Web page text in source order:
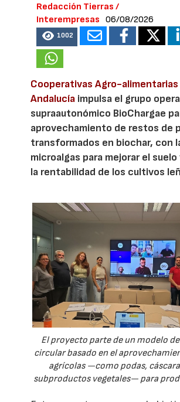
Redacción Tierras /
Interempresas
06/08/2026
1002
Cooperativas Agro-alimentarias
Andalucía impulsa el grupo
supraautonómico BioChargae
aprovechamiento de restos de
transformados en biochar, con
microalgas para mejorar el
la rentabilidad de los cultivos
El proyecto parte de un modelo
circular basado en el
agrícolas —como podas,
subproductos vegetales— para